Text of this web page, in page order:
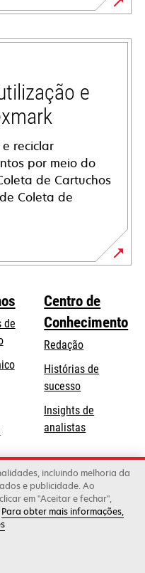
e
reciclar
por meio do
de Cartuchos
Coleta de
de
opens
Centro de
Conhecimento
Redação
Histórias de
sucesso
Insights de
analistas
empresa da Xerox
incluindo melhoria da
e publicidade. Ao
em "Aceitar e fechar",
Para obter mais informações,